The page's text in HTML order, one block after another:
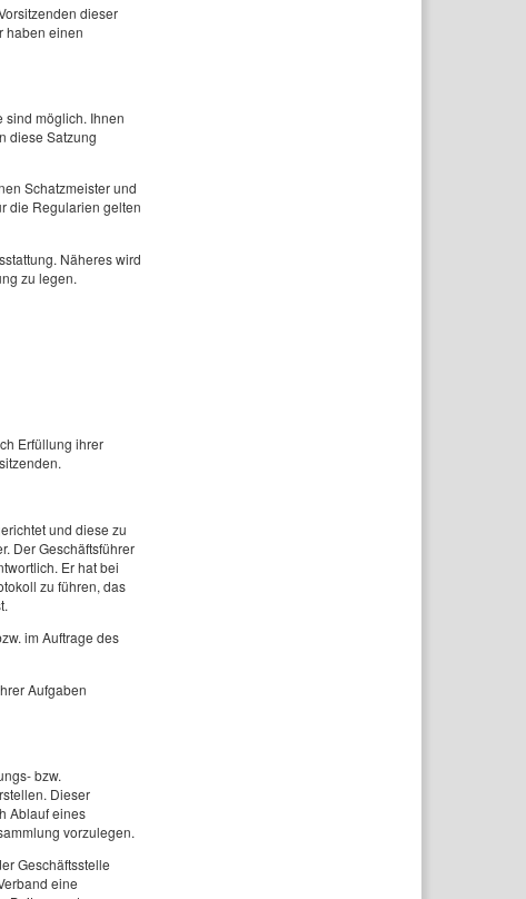
dieser
haben einen
sind möglich. Ihnen
diese Satzung
Schatzmeister und
die Regularien gelten
Näheres wird
zu legen.
Erfüllung ihrer
und diese zu
Der Geschäftsführer
Er hat bei
zu führen, das
im Auftrage des
Aufgaben
bzw.
Dieser
Ablauf eines
vorzulegen.
Geschäftsstelle
eine